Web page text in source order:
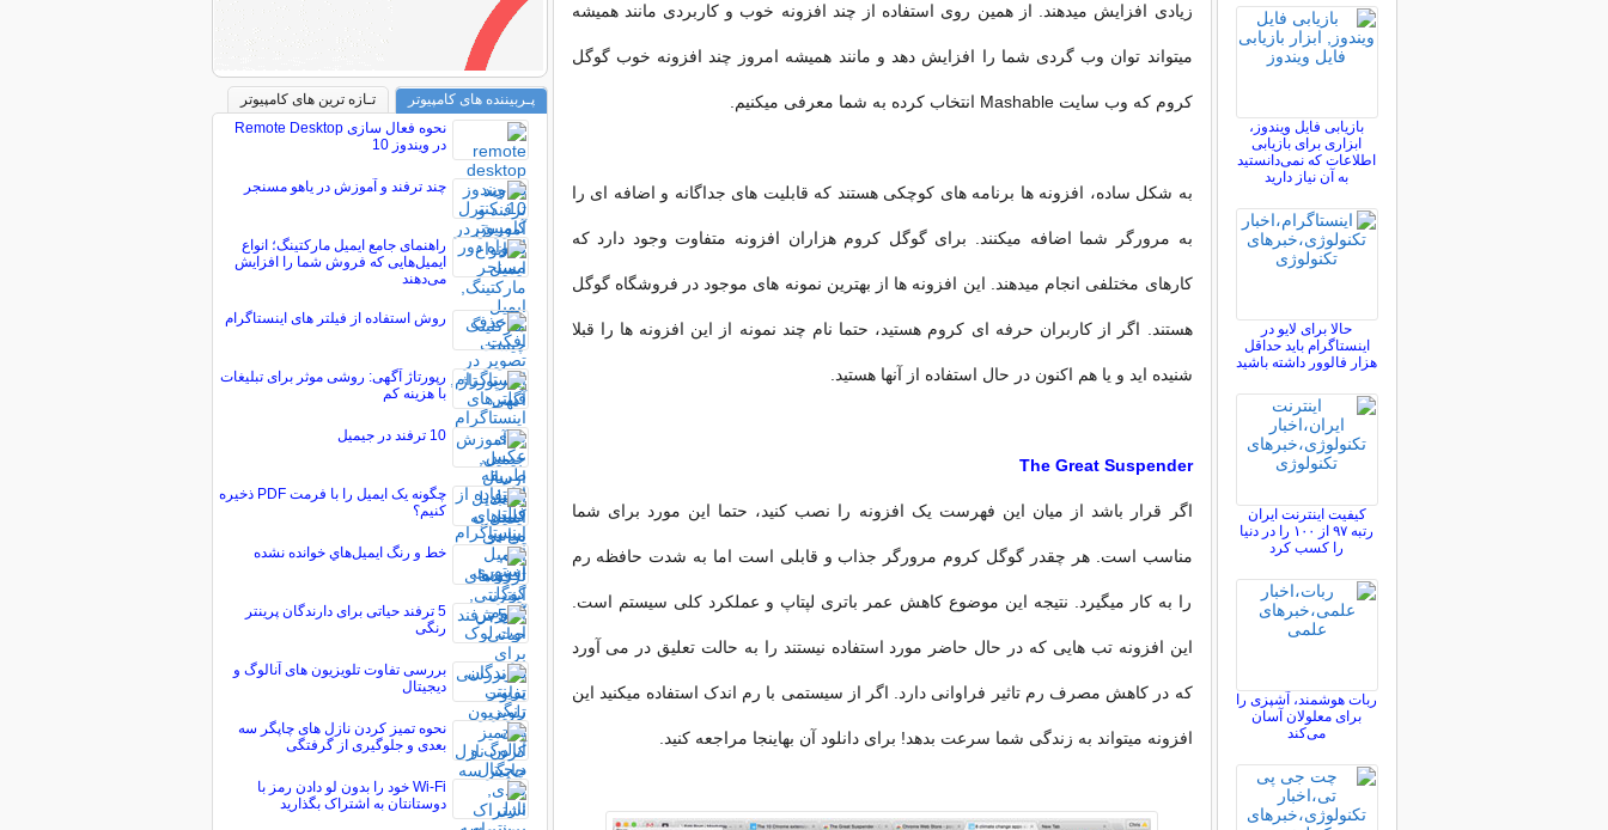
زیادی افزایش میدهند. از همین روی استفاده از چند افزونه خوب و کاربردی مانند همیشه
میتواند توان وب گردی شما را افزایش دهد و مانند همیشه امروز چند افزونه خوب گوگل
کروم که وب سایت Mashable انتخاب کرده به شما معرفی میکنیم.
به شکل ساده، افزونه ها برنامه های کوچکی هستند که قابلیت های جداگانه و اضافه ای را
به مرورگر شما اضافه میکنند. برای گوگل کروم هزاران افزونه متفاوت وجود دارد که
کارهای مختلفی انجام میدهند. این افزونه ها از بهترین نمونه های موجود در فروشگاه گوگل
هستند. اگر از کاربران حرفه ای کروم هستید، حتما نام چند نمونه از این افزونه ها را قبلا
شنیده اید و یا هم اکنون در حال استفاده از آنها هستید.
The Great Suspender
اگر قرار باشد از میان این فهرست یک افزونه را نصب کنید، حتما این مورد برای شما
مناسب است. هر چقدر گوگل کروم مرورگر جذاب و قابلی است اما به شدت حافظه رم
را به کار میگیرد. نتیجه این موضوع کاهش عمر باتری لپتاپ و عملکرد کلی سیستم است.
این افزونه تب هایی که در حال حاضر مورد استفاده نیستند را به حالت تعلیق در می آورد
که در کاهش مصرف رم تاثیر فراوانی دارد. اگر از سیستمی با رم اندک استفاده میکنید این
افزونه میتواند به زندگی شما سرعت بدهد! برای دانلود آن بهاینجا مراجعه کنید.
بازیابی فایل ویندوز،
ابزاری برای بازیابی
اطلاعات که نمی‌دانستید
به آن نیاز دارید
حالا برای لایو در
اینستاگرام باید حداقل
هزار فالوور داشته باشید
کیفیت اینترنت ایران
رتبه ۹۷ از ۱۰۰ را در دنیا
را کسب کرد
ربات هوشمند، آشپزی را
برای معلولان آسان
می‌کند
پـربیننده های کامپیوتر
تـازه ترین های کامپیوتر
نحوه فعال سازی Remote Desktop
در ویندوز 10
چند ترفند و آموزش در یاهو مسنجر
راهنمای جامع ایمیل مارکتینگ؛ انواع
ایمیل‌هایی که فروش شما را افزایش
می‌دهند
روش استفاده از فیلتر های اینستاگرام
رپورتاژ آگهی: روشی موثر برای تبلیغات
با هزینه کم
10 ترفند در جیمیل
چگونه یک ایمیل را با فرمت PDF ذخیره
کنیم؟
خط و رنگ ايميل‌هاي خوانده نشده
5 ترفند حیاتی برای دارندگان پرینتر
رنگی
بررسی تفاوت تلویزیون های آنالوگ و
دیجیتال
نحوه تمیز کردن نازل های چاپگر سه
بعدی و جلوگیری از گرفتگی
Wi-Fi خود را بدون لو دادن رمز با
دوستانتان به اشتراک بگذارید